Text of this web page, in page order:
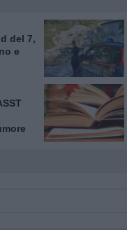
del 7,
e